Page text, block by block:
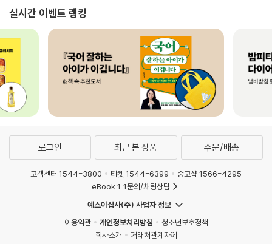
실시간 이벤트 랭킹
로그인 최근 본 상품 주문/배송
고객센터 1544-3800 티켓 1544-6399
중고샵 1566-4295
eBook 1:1문의/채팅상담
예스이십사(주) 사업자 정보
이용약관
개인정보처리방침
청소년보호정책
회사소개
거래처관계자께